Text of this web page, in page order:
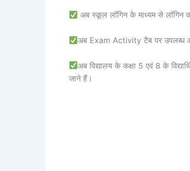
अब स्कूल लॉगिन के माध्यम से लॉगिन
अब Exam Activity टैब पर उपलब्ध
अब विद्यालय के कक्षा 5 एवं 8 के
जाने हैं।